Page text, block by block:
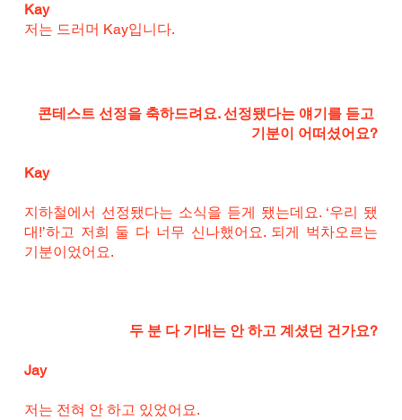
Kay
저는 드러머 Kay입니다.
콘테스트 선정을 축하드려요. 선정됐다는 얘기를 듣고
기분이 어떠셨어요?
Kay
지하철에서 선정됐다는 소식을 듣게 됐는데요. ‘우리 됐
대!’하고 저희 둘 다 너무 신나했어요. 되게 벅차오르는
기분이었어요.
두 분 다 기대는 안 하고 계셨던 건가요?
Jay
저는 전혀 안 하고 있었어요.